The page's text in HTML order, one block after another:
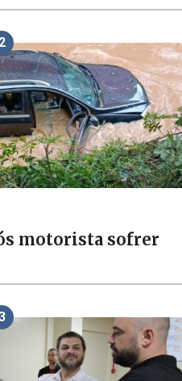
2
motorista sofrer